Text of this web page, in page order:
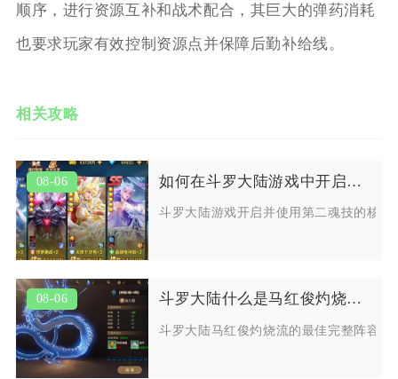
顺序，进行资源互补和战术配合，其巨大的弹药消耗
也要求玩家有效控制资源点并保障后勤补给线。
相关攻略
08-06 如何在斗罗大陆游戏中开启并使用第二魂技
斗罗大陆游戏开启并使用第二魂技的核
08-06 斗罗大陆什么是马红俊灼烧流的最佳阵容
斗罗大陆马红俊灼烧流的最佳完整阵容